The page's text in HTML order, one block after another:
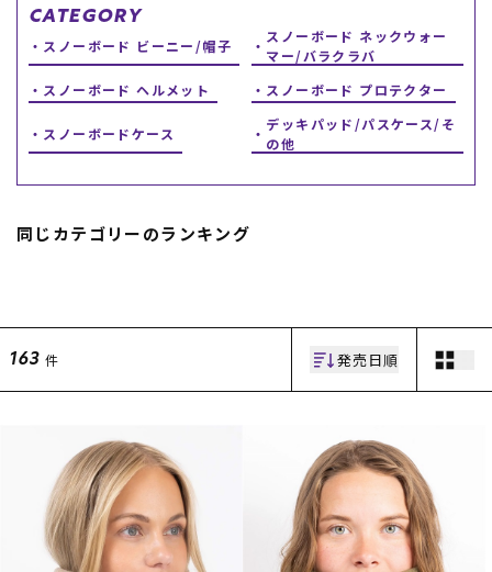
ファッションTOP
スノーTOP
ブランド一覧
RIDE LIFE MAGAZINE一
スタッフスナップ
中古/アウトレット サー
中古/アウトレット スノ
ご利用ガイド
店頭受取サービス
アフターサポート
下取り保証について
よくある質問
店舗一覧
お問い合わせ
ニュース
CATEGORY
スノーボード ビーニー/帽子
スノーボード ネックウォー
マー/バラクラバ
スノーボード ヘルメット
スノーボード プロテクター
スノーボードケース
デッキパッド/パスケース/そ
の他
同じカテゴリーのランキング
163 件 発売日順